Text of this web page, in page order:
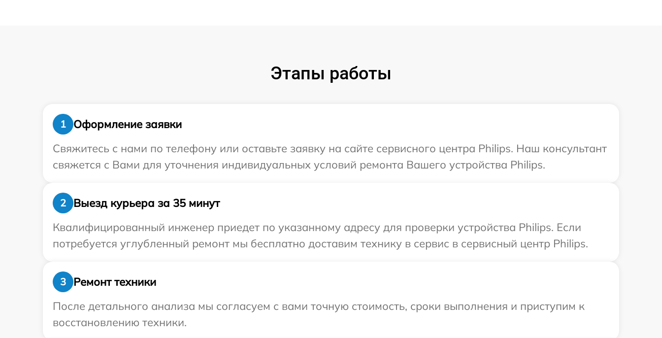
Этапы работы
1
Оформление заявки
Свяжитесь с нами по телефону или оставьте заявку на сайте сервисного центра Philips. Наш консультант
свяжется с Вами для уточнения индивидуальных условий ремонта Вашего устройства Philips.
2
Выезд курьера за 35 минут
Квалифицированный инженер приедет по указанному адресу для проверки устройства Philips. Если
потребуется углубленный ремонт мы бесплатно доставим технику в сервис в сервисный центр Philips.
3
Ремонт техники
После детального анализа мы согласуем с вами точную стоимость, сроки выполнения и приступим к
восстановлению техники.